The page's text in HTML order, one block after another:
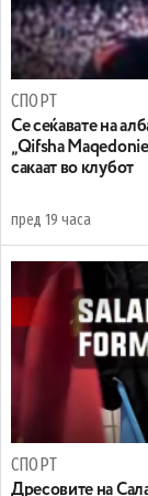
СПОРТ
Се сеќавате на
„Qifsha
сакаат во клубот
пред 19 часа
СПОРТ
Дресовите на